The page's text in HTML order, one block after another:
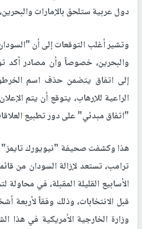
دول عربية ستلحق بالإمارات
وتشير أغلب التوقعات إلى أن
والبحرين، خصوصاً وأن مصادر أكد
إلى اتفاق يتضمن حذف اسم
الراعية للإرهاب، يتوقع أن يتم
"اتفاق مبدئي" على دور تطبيع
هذا وكشفت صحيفة "نيويورك تايمز"
ترامب، تستعد لإزالة السودان من
الأسابيع القليلة المقبلة، في
قبل الانتخابات، وذلك وفقاً
وزارة الخارجية الأمريكية في هذا